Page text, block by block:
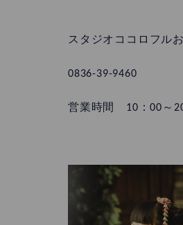
スタジオココロフル
0836-39-9460
営業時間 10：00～